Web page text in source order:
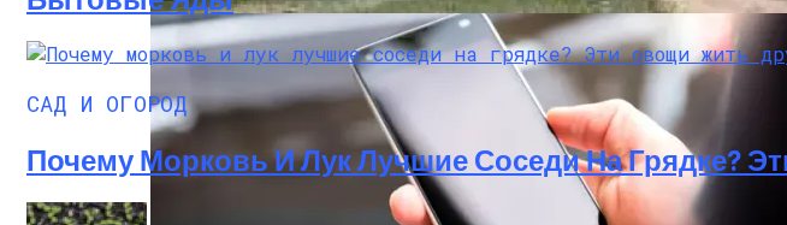
САД И ОГОРОД
Почему Морковь И Лук Лучшие Соседи На Грядке?